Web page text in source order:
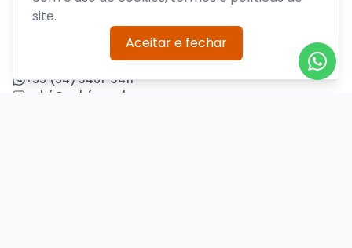
site.
Aceitar e fechar
Precisa de ajuda?
+55 (54) 3461-3411
acbf@acbf.com.br